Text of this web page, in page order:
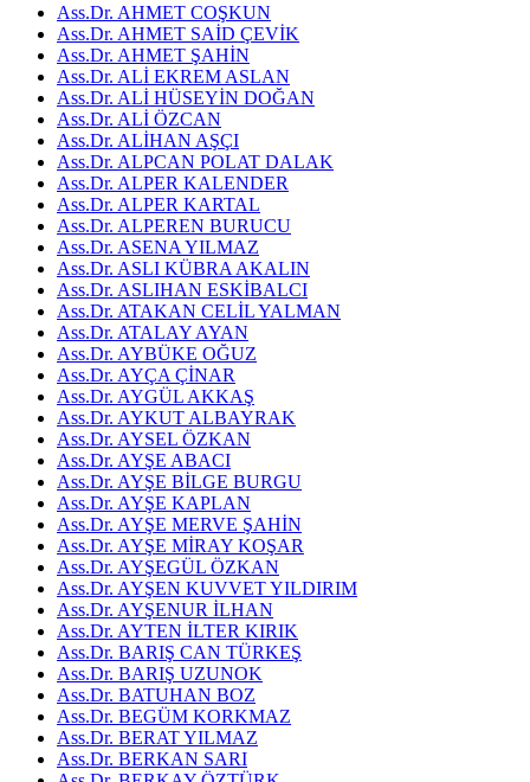
Ass.Dr. AHMET COŞKUN
Ass.Dr. AHMET SAİD ÇEVİK
Ass.Dr. AHMET ŞAHİN
Ass.Dr. ALİ EKREM ASLAN
Ass.Dr. ALİ HÜSEYİN DOĞAN
Ass.Dr. ALİ ÖZCAN
Ass.Dr. ALİHAN AŞÇI
Ass.Dr. ALPCAN POLAT DALAK
Ass.Dr. ALPER KALENDER
Ass.Dr. ALPER KARTAL
Ass.Dr. ALPEREN BURUCU
Ass.Dr. ASENA YILMAZ
Ass.Dr. ASLI KÜBRA AKALIN
Ass.Dr. ASLIHAN ESKİBALCI
Ass.Dr. ATAKAN CELİL YALMAN
Ass.Dr. ATALAY AYAN
Ass.Dr. AYBÜKE OĞUZ
Ass.Dr. AYÇA ÇİNAR
Ass.Dr. AYGÜL AKKAŞ
Ass.Dr. AYKUT ALBAYRAK
Ass.Dr. AYSEL ÖZKAN
Ass.Dr. AYŞE ABACI
Ass.Dr. AYŞE BİLGE BURGU
Ass.Dr. AYŞE KAPLAN
Ass.Dr. AYŞE MERVE ŞAHİN
Ass.Dr. AYŞE MİRAY KOŞAR
Ass.Dr. AYŞEGÜL ÖZKAN
Ass.Dr. AYŞEN KUVVET YILDIRIM
Ass.Dr. AYŞENUR İLHAN
Ass.Dr. AYTEN İLTER KIRIK
Ass.Dr. BARIŞ CAN TÜRKEŞ
Ass.Dr. BARIŞ UZUNOK
Ass.Dr. BATUHAN BOZ
Ass.Dr. BEGÜM KORKMAZ
Ass.Dr. BERAT YILMAZ
Ass.Dr. BERKAN SARI